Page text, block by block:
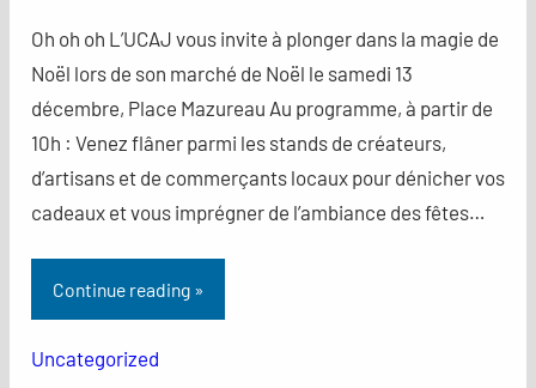
Oh oh oh L’UCAJ vous invite à plonger dans la magie de
Noël lors de son marché de Noël le samedi 13
décembre, Place Mazureau Au programme, à partir de
10h : Venez flâner parmi les stands de créateurs,
d’artisans et de commerçants locaux pour dénicher vos
cadeaux et vous imprégner de l’ambiance des fêtes…
Continue reading »
Uncategorized